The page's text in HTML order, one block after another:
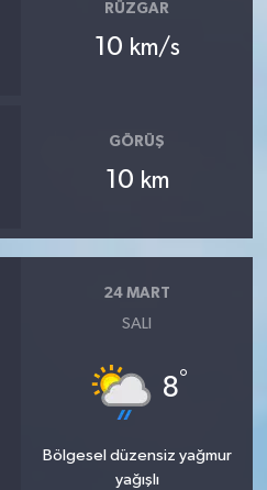
RÜZGAR
10 km/s
GÖRÜŞ
10 km
24 MART
SALI
8°
Bölgesel düzensiz yağmur
yağışlı